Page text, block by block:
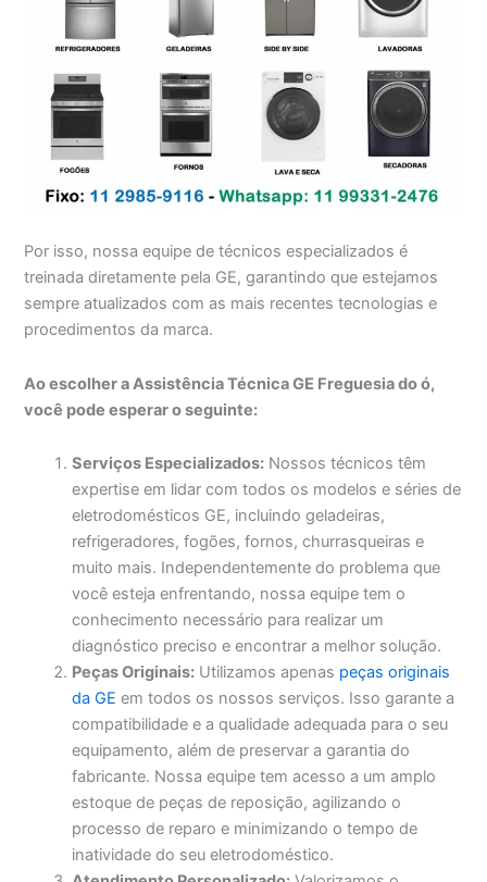
Por isso, nossa equipe de técnicos especializados é
treinada diretamente pela GE, garantindo que estejamos
sempre atualizados com as mais recentes tecnologias e
procedimentos da marca.
Ao escolher a Assistência Técnica GE Freguesia do ó,
você pode esperar o seguinte:
Serviços Especializados: Nossos técnicos têm
expertise em lidar com todos os modelos e séries de
eletrodomésticos GE, incluindo geladeiras,
refrigeradores, fogões, fornos, churrasqueiras e
muito mais. Independentemente do problema que
você esteja enfrentando, nossa equipe tem o
conhecimento necessário para realizar um
diagnóstico preciso e encontrar a melhor solução.
Peças Originais: Utilizamos apenas peças originais
da GE em todos os nossos serviços. Isso garante a
compatibilidade e a qualidade adequada para o seu
equipamento, além de preservar a garantia do
fabricante. Nossa equipe tem acesso a um amplo
estoque de peças de reposição, agilizando o
processo de reparo e minimizando o tempo de
inatividade do seu eletrodoméstico.